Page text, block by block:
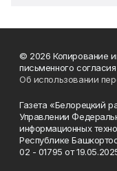
© 2026 Копирование
письменного
Об использовании
Газета «Белорецкий
Управлении
информационных
Республике
02 - 01795 от